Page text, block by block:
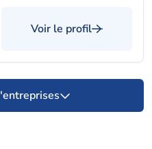
Voir le profil